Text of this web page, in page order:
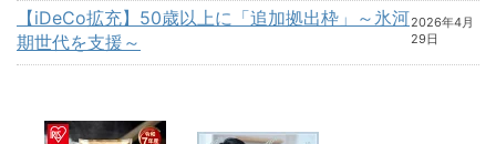
【iDeCo拡充】50歳以上に「追加拠出枠」～氷河
期世代を支援～
2026年4月
29日